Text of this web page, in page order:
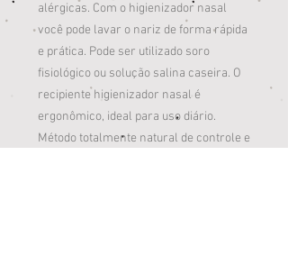
alérgicas. Com o higienizador nasal
você pode lavar o nariz de forma rápida
e prática. Pode ser utilizado soro
fisiológico ou solução salina caseira. O
recipiente higienizador nasal é
ergonômico, ideal para uso diário.
Método totalmente natural de controle e